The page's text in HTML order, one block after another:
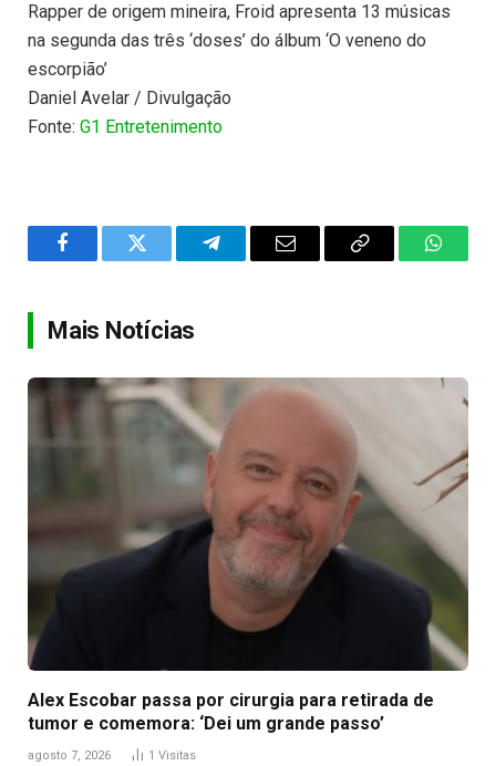
Rapper de origem mineira, Froid apresenta 13 músicas
na segunda das três ‘doses’ do álbum ‘O veneno do
escorpião’
Daniel Avelar / Divulgação
Fonte: G1 Entretenimento
FacebookTwitter TelegramEmail
Copy
Mais Notícias
Alex Escobar passa por cirurgia para retirada de
tumor e comemora: ‘Dei um grande passo’
agosto 7, 2026 1 Visitas